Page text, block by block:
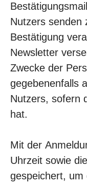
Nutzers senden
Bestätigung
Newsletter
Zwecke der
gegebenenfalls
Nutzers, sofern
hat.
Mit der
Uhrzeit sowie
gespeichert, um